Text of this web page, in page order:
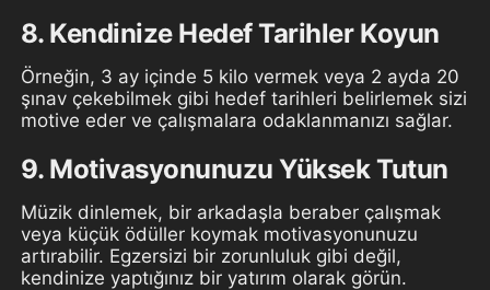
8. Kendinize Hedef Tarihler Koyun
Örneğin, 3 ay içinde 5 kilo vermek veya 2 ayda 20
şınav çekebilmek gibi hedef tarihleri belirlemek sizi
motive eder ve çalışmalara odaklanmanızı sağlar.
9. Motivasyonunuzu Yüksek Tutun
Müzik dinlemek, bir arkadaşla beraber çalışmak
veya küçük ödüller koymak motivasyonunuzu
artırabilir. Egzersizi bir zorunluluk gibi değil,
kendinize yaptığınız bir yatırım olarak görün.